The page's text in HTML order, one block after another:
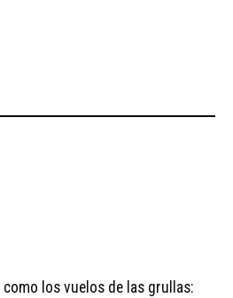
como los vuelos de las grullas: